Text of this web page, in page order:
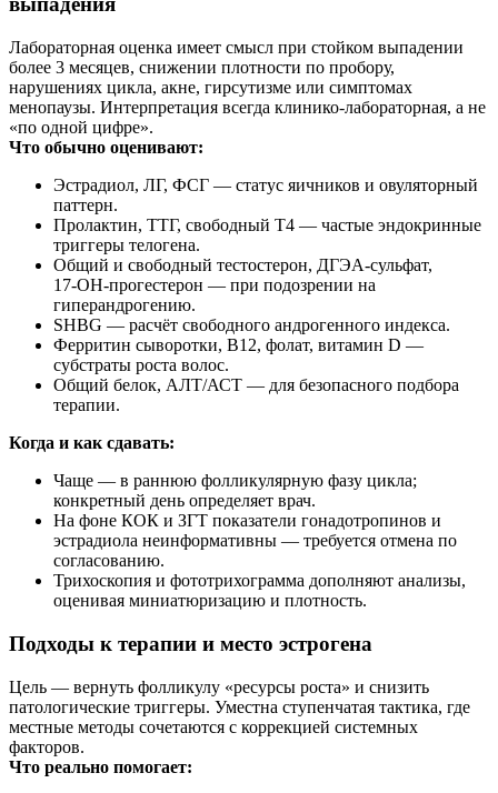
Лабораторная оценка имеет смысл при стойком выпадении
более 3 месяцев, снижении плотности по пробору,
нарушениях цикла, акне, гирсутизме или симптомах
менопаузы. Интерпретация всегда клинико-лабораторная, а не
«по одной цифре».
Что обычно оценивают:
Эстрадиол, ЛГ, ФСГ — статус яичников и овуляторный
паттерн.
Пролактин, ТТГ, свободный Т4 — частые эндокринные
триггеры телогена.
Общий и свободный тестостерон, ДГЭА‑сульфат,
17‑ОН‑прогестерон — при подозрении на
гиперандрогению.
SHBG — расчёт свободного андрогенного индекса.
Ферритин сыворотки, В12, фолат, витамин D —
субстраты роста волос.
Общий белок, АЛТ/АСТ — для безопасного подбора
терапии.
Когда и как сдавать:
Чаще — в раннюю фолликулярную фазу цикла;
конкретный день определяет врач.
На фоне КОК и ЗГТ показатели гонадотропинов и
эстрадиола неинформативны — требуется отмена по
согласованию.
Трихоскопия и фототрихограмма дополняют анализы,
оценивая миниатюризацию и плотность.
Подходы к терапии и место эстрогена
Цель — вернуть фолликулу «ресурсы роста» и снизить
патологические триггеры. Уместна ступенчатая тактика, где
местные методы сочетаются с коррекцией системных
факторов.
Что реально помогает: